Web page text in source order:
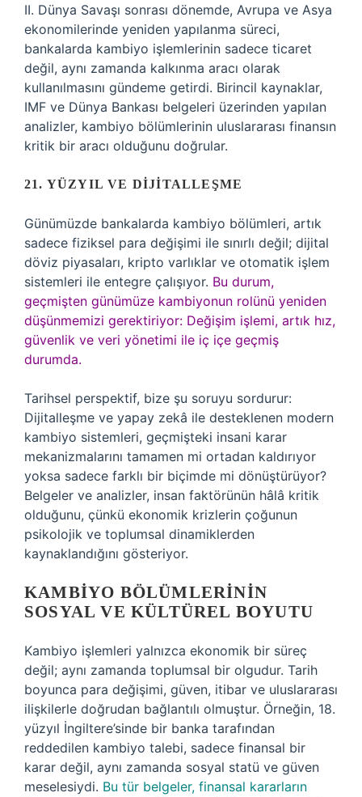
II. Dünya Savaşı sonrası dönemde, Avrupa ve Asya
ekonomilerinde yeniden yapılanma süreci,
bankalarda kambiyo işlemlerinin sadece ticaret
değil, aynı zamanda kalkınma aracı olarak
kullanılmasını gündeme getirdi. Birincil kaynaklar,
IMF ve Dünya Bankası belgeleri üzerinden yapılan
analizler, kambiyo bölümlerinin uluslararası finansın
kritik bir aracı olduğunu doğrular.
21. YÜZYIL VE DIJITALLEŞME
Günümüzde bankalarda kambiyo bölümleri, artık
sadece fiziksel para değişimi ile sınırlı değil; dijital
döviz piyasaları, kripto varlıklar ve otomatik işlem
sistemleri ile entegre çalışıyor. Bu durum,
geçmişten günümüze kambiyonun rolünü yeniden
düşünmemizi gerektiriyor: Değişim işlemi, artık hız,
güvenlik ve veri yönetimi ile iç içe geçmiş
durumda.
Tarihsel perspektif, bize şu soruyu sordurur:
Dijitalleşme ve yapay zekâ ile desteklenen modern
kambiyo sistemleri, geçmişteki insani karar
mekanizmalarını tamamen mi ortadan kaldırıyor
yoksa sadece farklı bir biçimde mi dönüştürüyor?
Belgeler ve analizler, insan faktörünün hâlâ kritik
olduğunu, çünkü ekonomik krizlerin çoğunun
psikolojik ve toplumsal dinamiklerden
kaynaklandığını gösteriyor.
KAMBIYO BÖLÜMLERININ
SOSYAL VE KÜLTÜREL BOYUTU
Kambiyo işlemleri yalnızca ekonomik bir süreç
değil; aynı zamanda toplumsal bir olgudur. Tarih
boyunca para değişimi, güven, itibar ve uluslararası
ilişkilerle doğrudan bağlantılı olmuştur. Örneğin, 18.
yüzyıl İngiltere’sinde bir banka tarafından
reddedilen kambiyo talebi, sadece finansal bir
karar değil, aynı zamanda sosyal statü ve güven
meselesiydi. Bu tür belgeler, finansal kararların